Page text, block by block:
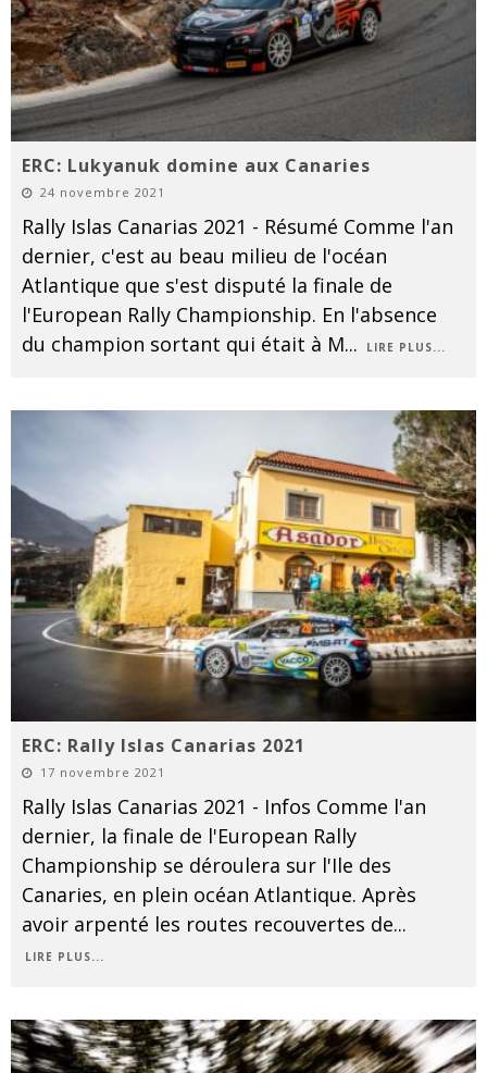
ERC: Lukyanuk domine aux Canaries
24 novembre 2021
Rally Islas Canarias 2021 - Résumé Comme l'an
dernier, c'est au beau milieu de l'océan
Atlantique que s'est disputé la finale de
l'European Rally Championship. En l'absence
du champion sortant qui était à M... LIRE PLUS...
ERC: Rally Islas Canarias 2021
17 novembre 2021
Rally Islas Canarias 2021 - Infos Comme l'an
dernier, la finale de l'European Rally
Championship se déroulera sur l'Ile des
Canaries, en plein océan Atlantique. Après
avoir arpenté les routes recouvertes de...
LIRE PLUS...